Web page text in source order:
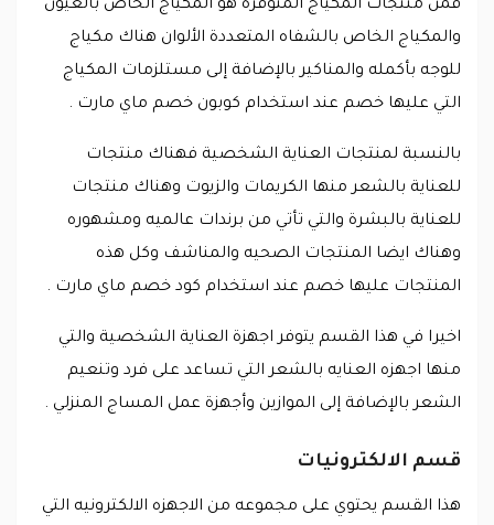
فمن منتجات المكياج المتوفرة هو المكياج الخاص بالعيون
والمكياج الخاص بالشفاه المتعددة الألوان هناك مكياج
للوجه بأكمله والمناكير بالإضافة إلى مستلزمات المكياج
التي عليها خصم عند استخدام كوبون خصم ماي مارت .
بالنسبة لمنتجات العناية الشخصية فهناك منتجات
للعناية بالشعر منها الكريمات والزيوت وهناك منتجات
للعناية بالبشرة والتي تأتي من برندات عالميه ومشهوره
وهناك ايضا المنتجات الصحيه والمناشف وكل هذه
المنتجات عليها خصم عند استخدام كود خصم ماي مارت .
اخيرا في هذا القسم يتوفر اجهزة العناية الشخصية والتي
منها اجهزه العنايه بالشعر التي تساعد على فرد وتنعيم
الشعر بالإضافة إلى الموازين وأجهزة عمل المساج المنزلي .
قسم الالكترونيات
هذا القسم يحتوي على مجموعه من الاجهزه الالكترونيه التي